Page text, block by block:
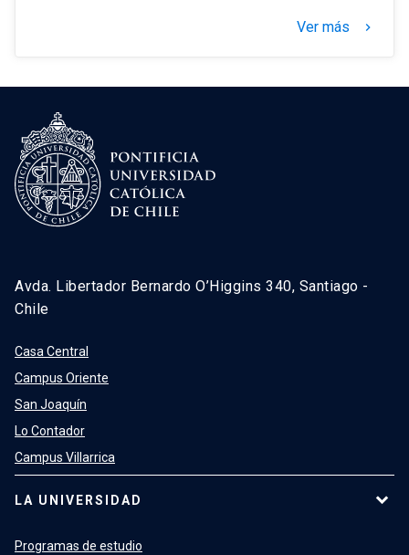
Ver más keyboard_arrow_right
Avda. Libertador Bernardo O’Higgins 340, Santiago -
Chile
Casa Central
Campus Oriente
San Joaquín
Lo Contador
Campus Villarrica
LA UNIVERSIDAD
Programas de estudio